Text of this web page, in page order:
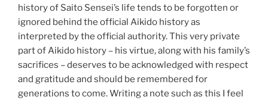
history of Saito Sensei’s life tends to be forgotten or
ignored behind the official Aikido history as
interpreted by the official authority. This very private
part of Aikido history – his virtue, along with his family’s
sacrifices – deserves to be acknowledged with respect
and gratitude and should be remembered for
generations to come. Writing a note such as this I feel